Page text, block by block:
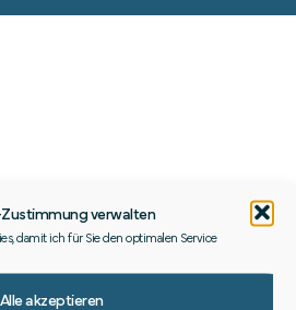
verwalten
damit ich für Sie den optimalen Service
Alle akzeptieren